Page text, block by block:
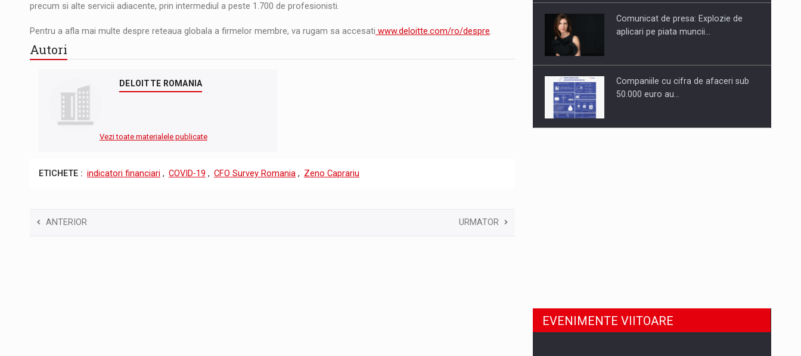
precum si alte servicii adiacente, prin intermediul a peste 1.700 de profesionisti.
Pentru a afla mai multe despre reteaua globala a firmelor membre, va rugam sa accesati www.deloitte.com/ro/despre.
Autori
DELOITTE ROMANIA
Vezi toate materialele publicate
ETICHETE : indicatori financiari , COVID-19 , CFO Survey Romania , Zeno Caprariu
ANTERIOR URMATOR
Comunicat de presa: Explozie de
aplicari pe piata muncii…
Companiile cu cifra de afaceri sub
50.000 euro au…
EVENIMENTE VIITOARE